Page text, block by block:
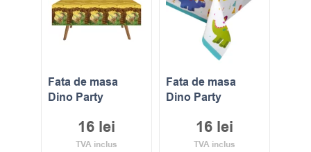
Fata de masa
Dino Party
16 lei
TVA inclus
Fata de masa
Dino Party
16 lei
TVA inclus